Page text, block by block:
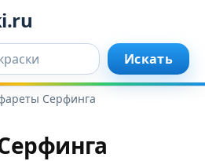
Искать
Серфинга